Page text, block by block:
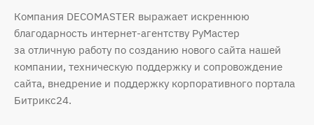
Компания DECOMASTER выражает искреннюю
благодарность интернет-агентству РуМастер
за отличную работу по созданию нового сайта нашей
компании, техническую поддержку и сопровождение
сайта, внедрение и поддержку корпоративного портала
Битрикс24.